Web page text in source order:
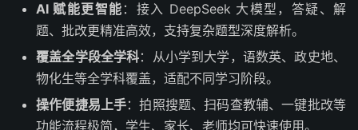
AI 赋能更智能 ：接入 DeepSeek 大模型，答疑、解
题、批改更精准高效，支持复杂题型深度解析。
覆盖全学段全学科：从小学到大学，语数英、政史地、
物化生等全学科覆盖，适配不同学习阶段。
操作便捷易上手：拍照搜题、扫码查教辅、一键批改等
功能流程极简，学生、家长、老师均可快速使用。